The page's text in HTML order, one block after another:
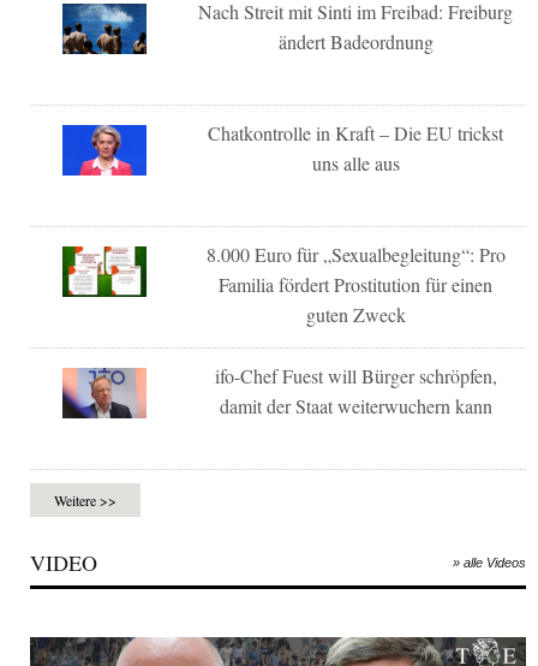
Nach Streit mit Sinti im Freibad: Freiburg
ändert Badeordnung
Chatkontrolle in Kraft – Die EU trickst
uns alle aus
8.000 Euro für „Sexualbegleitung“: Pro
Familia fördert Prostitution für einen
guten Zweck
ifo-Chef Fuest will Bürger schröpfen,
damit der Staat weiterwuchern kann
Weitere >>
VIDEO » alle Videos